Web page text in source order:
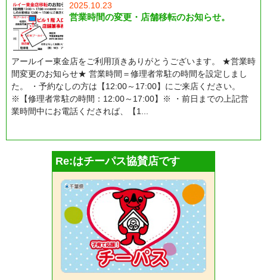
2025.10.23
営業時間の変更・店舗移転のお知らせ。
アールイー東金店をご利用頂きありがとうございます。 ★営業時
間変更のお知らせ★ 営業時間＝修理者常駐の時間を設定しまし
た。 ・予約なしの方は【12:00～17:00】にご来店ください。
※【修理者常駐の時間：12:00～17:00】※ ・前日までの上記営
業時間中にお電話くだされば、【1...
Re:はチーパス協賛店です